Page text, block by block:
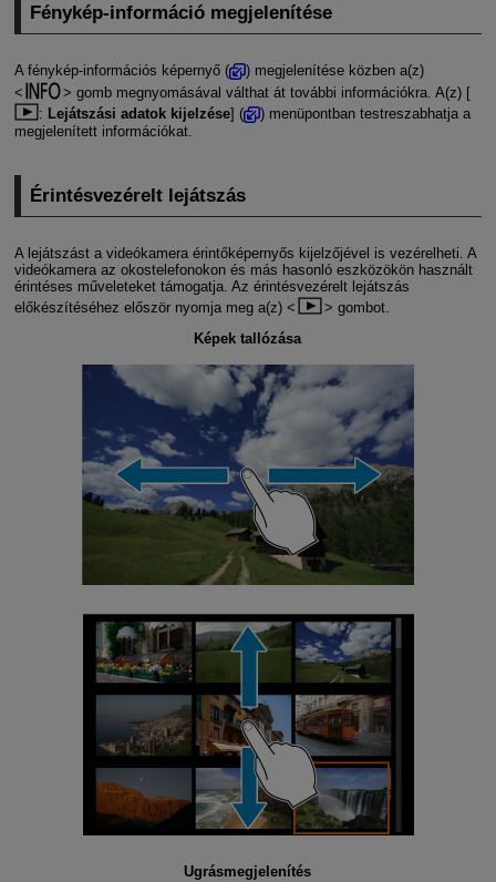
Fénykép-információ megjelenítése
A fénykép-információs képernyő (
) megjelenítése közben a(z)
gomb megnyomásával válthat át további információkra. A(z) [
: Lejátszási adatok kijelzése] (
) menüpontban testreszabhatja a
megjelenített információkat.
Érintésvezérelt lejátszás
A lejátszást a videókamera érintőképernyős kijelzőjével is vezérelheti. A
videókamera az okostelefonokon és más hasonló eszközökön használt
érintéses műveleteket támogatja. Az érintésvezérelt lejátszás
előkészítéséhez először nyomja meg a(z)
gombot.
Képek tallózása
Ugrásmegjelenítés